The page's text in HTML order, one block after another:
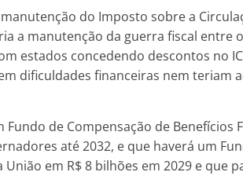
do Imposto sobre a
a manutenção da guerra fiscal entre
estados concedendo descontos no
dificuldades financeiras nem teriam
de Compensação de Benefícios
até 2032, e que haverá um
em R$ 8 bilhões em 2029 e que